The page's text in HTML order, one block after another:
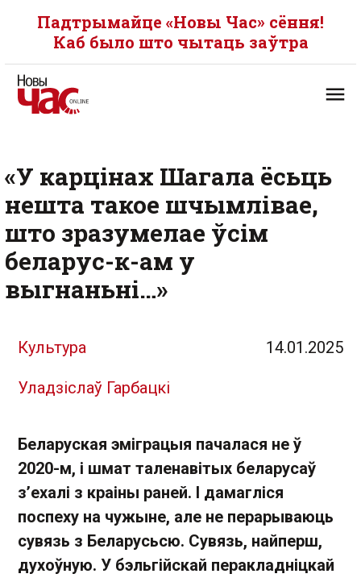
Падтрымайце «Новы Час» сёння!
Каб было што чытаць заўтра
«У карцінах Шагала ёсьць
нешта такое шчымлівае,
што зразумелае ўсім
беларус-к-ам у
выгнаньні…»
Культура 14.01.2025
Уладзіслаў Гарбацкі
Беларуская эміграцыя пачалася не ў
2020-м, і шмат таленавітых беларусаў
з’ехалі з краіны раней. І дамагліся
поспеху на чужыне, але не перарываюць
сувязь з Беларусьсю. Сувязь, найперш,
духоўную. У бэльгійскай перакладніцкай